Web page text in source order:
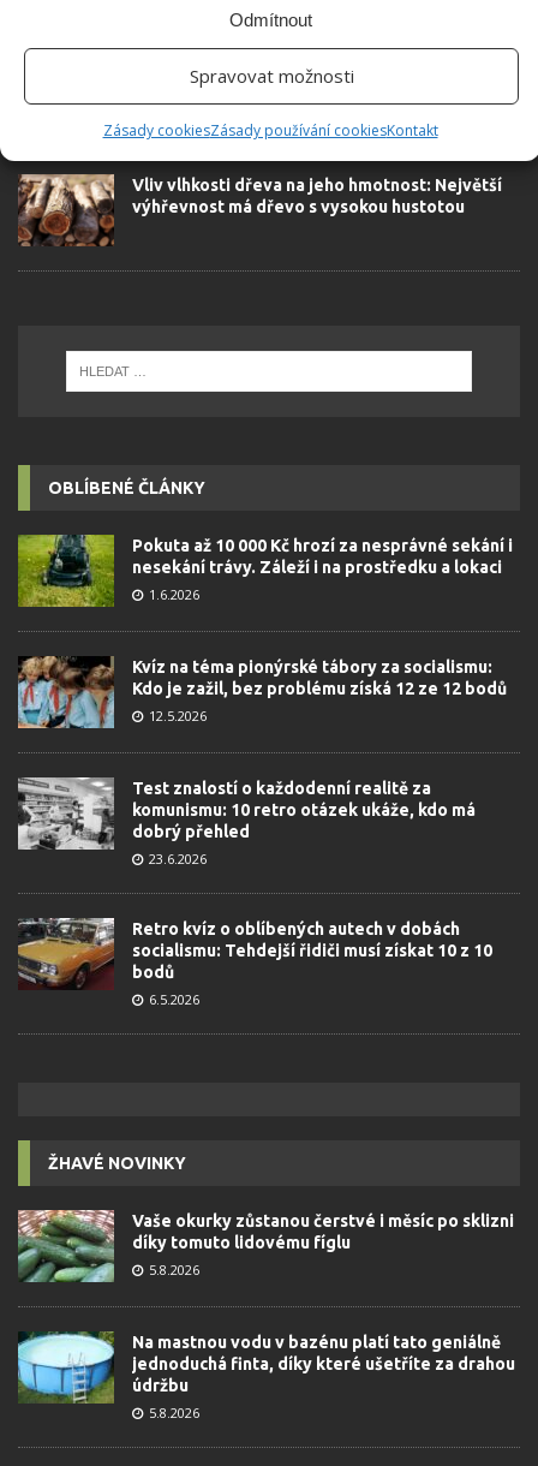
Odmítnout
Spravovat možnosti
Zásady cookiesZásady používání cookiesKontakt
pro nákup bohatých zásob
Vliv vlhkosti dřeva na jeho hmotnost: Největší
výhřevnost má dřevo s vysokou hustotou
OBLÍBENÉ ČLÁNKY
Pokuta až 10 000 Kč hrozí za nesprávné sekání i
nesekání trávy. Záleží i na prostředku a lokaci
1.6.2026
Kvíz na téma pionýrské tábory za socialismu:
Kdo je zažil, bez problému získá 12 ze 12 bodů
12.5.2026
Test znalostí o každodenní realitě za
komunismu: 10 retro otázek ukáže, kdo má
dobrý přehled
23.6.2026
Retro kvíz o oblíbených autech v dobách
socialismu: Tehdejší řidiči musí získat 10 z 10
bodů
6.5.2026
ŽHAVÉ NOVINKY
Vaše okurky zůstanou čerstvé i měsíc po sklizni
díky tomuto lidovému fíglu
5.8.2026
Na mastnou vodu v bazénu platí tato geniálně
jednoduchá finta, díky které ušetříte za drahou
údržbu
5.8.2026